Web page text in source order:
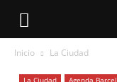
Inicio La Ciudad
La Ciudad Agenda